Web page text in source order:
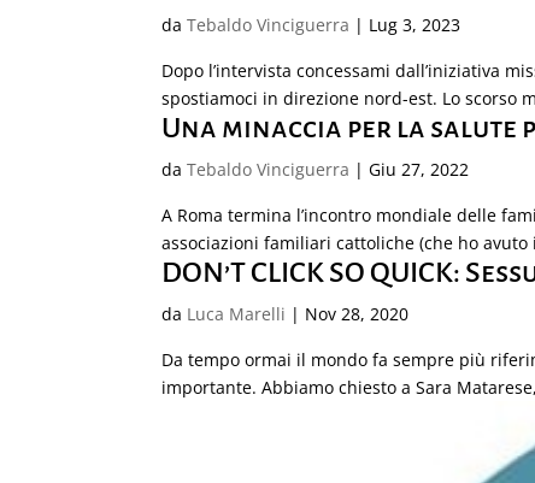
daTebaldo Vinciguerra | Lug 3, 2023
Dopo l’intervista concessami dall’iniziativa
spostiamoci in direzione nord-est. Lo scorso
Una minaccia per la
daTebaldo Vinciguerra |Giu 27, 2022
A Roma termina l’incontro mondiale delle
associazioni familiari cattoliche (che ho
DON’T CLICK SO QUICK:
da Luca Marelli | Nov 28, 2020
Da tempo ormai il mondo fa sempre più
importante. Abbiamo chiesto a Sara